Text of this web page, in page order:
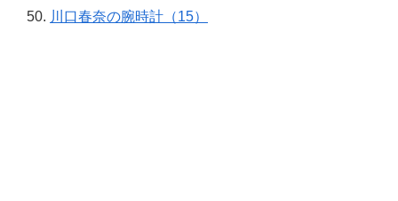
川口春奈の腕時計（15）